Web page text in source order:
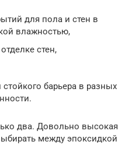
для пола и стен в
влажностью,
стен,
барьера в разных
два. Довольно высокая
между эпоксидкой